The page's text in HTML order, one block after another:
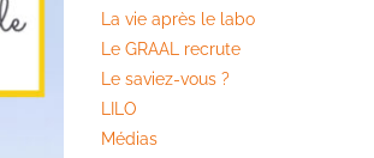
La vie après le labo
Le GRAAL recrute
Le saviez-vous ?
LILO
Médias